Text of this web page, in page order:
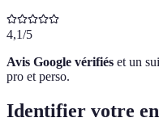
4,1/5
Avis Google vérifiés et un
pro et perso.
Identifier votre